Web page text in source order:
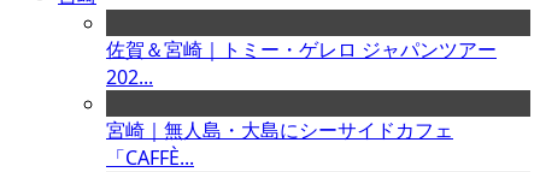
佐賀＆宮崎｜トミー・ゲレロ ジャパンツアー
202...
宮崎｜無人島・大島にシーサイドカフェ
「CAFFÈ...